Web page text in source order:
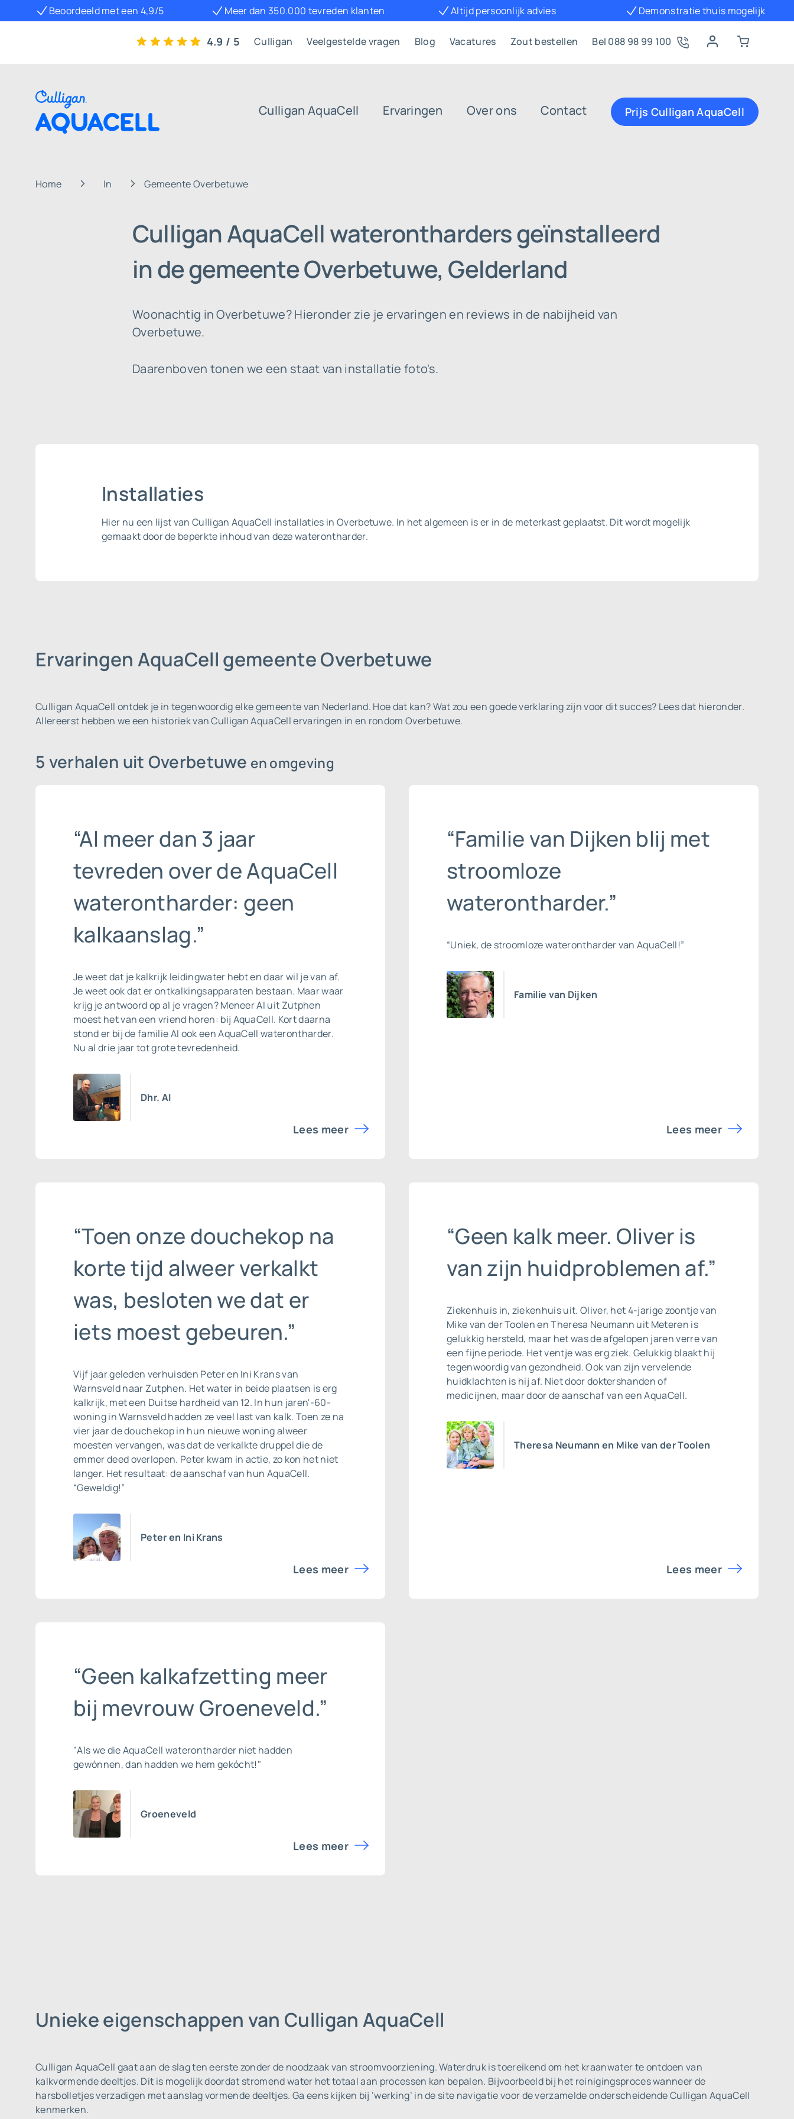
Beoordeeld met een 4,9/5 Meer dan 350.000 tevreden klanten Altijd persoonlijk advies Demonstratie thuis mogelijk
4.9 / 5 Culligan Veelgestelde vragen Blog Vacatures Zout bestellen Bel 088 98 99 100
Culligan AquaCell Ervaringen Over ons Contact Prijs Culligan AquaCell
Home In Gemeente Overbetuwe
Culligan AquaCell waterontharders geïnstalleerd
in de gemeente Overbetuwe, Gelderland
Woonachtig in Overbetuwe? Hieronder zie je ervaringen en reviews in de nabijheid van
Overbetuwe.
Daarenboven tonen we een staat van installatie foto's.
Installaties
Hier nu een lijst van Culligan AquaCell installaties in Overbetuwe. In het algemeen is er in de meterkast geplaatst. Dit wordt mogelijk
gemaakt door de beperkte inhoud van deze waterontharder.
Ervaringen AquaCell gemeente Overbetuwe
Culligan AquaCell ontdek je in tegenwoordig elke gemeente van Nederland. Hoe dat kan? Wat zou een goede verklaring zijn voor dit succes? Lees dat hieronder.
Allereerst hebben we een historiek van Culligan AquaCell ervaringen in en rondom Overbetuwe.
5 verhalen uit Overbetuwe en omgeving
“Al meer dan 3 jaar
tevreden over de AquaCell
waterontharder: geen
kalkaanslag.”
Je weet dat je kalkrijk leidingwater hebt en daar wil je van af.
Je weet ook dat er ontkalkingsapparaten bestaan. Maar waar
krijg je antwoord op al je vragen? Meneer Al uit Zutphen
moest het van een vriend horen: bij AquaCell. Kort daarna
stond er bij de familie Al ook eenAquaCell waterontharder.
Nu al drie jaar tot grote tevredenheid.
Dhr. Al
Lees meer
“Familie van Dijken blij met
stroomloze
waterontharder.”
“Uniek, de stroomloze waterontharder van AquaCell!”
Familie van Dijken
Lees meer
“Toen onze douchekop na
korte tijd alweer verkalkt
was, besloten we dat er
iets moest gebeuren.”
Vijf jaar geleden verhuisden Peter en Ini Krans van
Warnsveld naar Zutphen. Het water in beide plaatsen is erg
kalkrijk, met een Duitse hardheid van 12. In hun jaren'-60-
woning in Warnsveld hadden ze veel last van kalk. Toen ze na
vier jaar de douchekop in hun nieuwe woning alweer
moesten vervangen, was dat de verkalkte druppel die de
emmer deed overlopen. Peter kwam in actie, zo kon het niet
langer. Het resultaat: de aanschaf van hun AquaCell.
“Geweldig!”
Peter en Ini Krans
Lees meer
“Geen kalk meer. Oliver is
van zijn huidproblemen af.”
Ziekenhuis in, ziekenhuis uit. Oliver, het 4-jarige zoontje van
Mike van der Toolen en Theresa Neumann uit Meteren is
gelukkig hersteld, maar het was de afgelopen jaren verre van
een fijne periode. Het ventje was erg ziek. Gelukkig blaakt hij
tegenwoordig van gezondheid. Ook van zijn vervelende
huidklachten is hij af. Niet door doktershanden of
medicijnen, maar door de aanschaf van een AquaCell.
Theresa Neumann en Mike van der Toolen
Lees meer
“Geen kalkafzetting meer
bij mevrouw Groeneveld.”
"Als we die AquaCell waterontharder niet hadden
gewónnen, dan hadden we hem gekócht!"
Groeneveld
Lees meer
Unieke eigenschappen van Culligan AquaCell
Culligan AquaCell gaat aan de slag ten eerste zonder de noodzaak van stroomvoorziening. Waterdruk is toereikend om het kraanwater te ontdoen van
kalkvormende deeltjes. Dit is mogelijk doordat stromend water het totaal aan processen kan bepalen. Bijvoorbeeld bij het reinigingsproces wanneer de
harsbolletjes verzadigen met aanslag vormende deeltjes. Ga eens kijken bij ‘werking’ in de site navigatie voor de verzamelde onderscheidende Culligan AquaCell
kenmerken.